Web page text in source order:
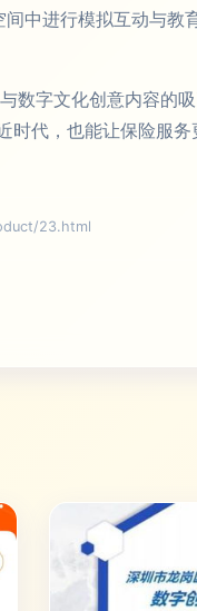
中进行模拟互动与
数字文化创意内容的
时代，也能让保险服
23.html